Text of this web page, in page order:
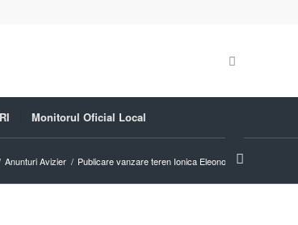
Monitorul Oficial Local
Anunturi Avizier / Publicare vanzare teren Ionica Eleonora 1